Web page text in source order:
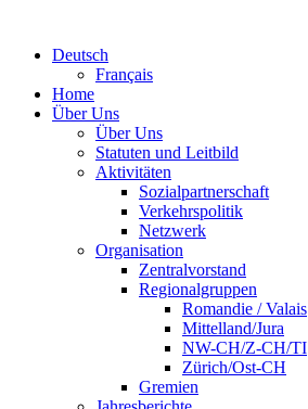
Deutsch
Français
Home
Über Uns
Über Uns
Statuten und Leitbild
Aktivitäten
Sozialpartnerschaft
Verkehrspolitik
Netzwerk
Organisation
Zentralvorstand
Regionalgruppen
Romandie / Valais
Mittelland/Jura
NW-CH/Z-CH/TI
Zürich/Ost-CH
Gremien